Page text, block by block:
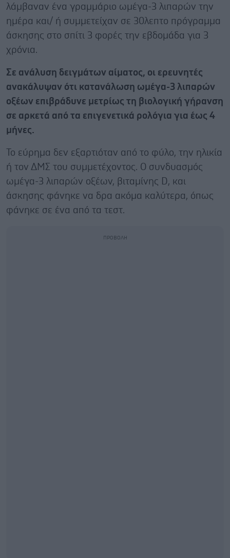
λάμβαναν ένα γραμμάριο ωμέγα-3 λιπαρών την
ημέρα και/ ή συμμετείχαν σε 30λεπτο πρόγραμμα
άσκησης στο σπίτι 3 φορές την εβδομάδα για 3
χρόνια.
Σε ανάλυση δειγμάτων αίματος, οι ερευνητές
ανακάλυψαν ότι κατανάλωση ωμέγα-3 λιπαρών
οξέων επιβράδυνε μετρίως τη βιολογική γήρανση
σε αρκετά από τα επιγενετικά ρολόγια για έως 4
μήνες.
Το εύρημα δεν εξαρτιόταν από το φύλο, την ηλικία
ή τον ΔΜΣ του συμμετέχοντος. Ο συνδυασμός
ωμέγα-3 λιπαρών οξέων, βιταμίνης D, και
άσκησης φάνηκε να δρα ακόμα καλύτερα, όπως
φάνηκε σε ένα από τα τεστ.